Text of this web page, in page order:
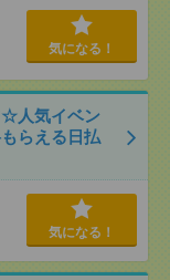
気になる！
☆人気イベン
らえる日払
気になる！